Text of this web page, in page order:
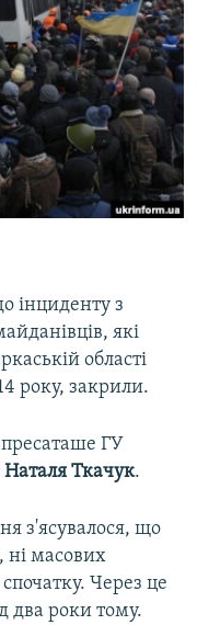
інциденту з
які
області
року, закрили.
ГУ
Наталя Ткачук.
з'ясувалося, що
ні масових
Через це
два роки тому.